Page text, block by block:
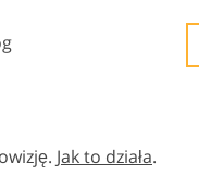
Jak to działa.